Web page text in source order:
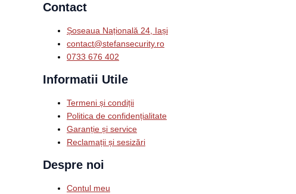
Contact
Șoseaua Națională 24, Iași
contact@stefansecurity.ro
0733 676 402
Informatii Utile
Termeni și condiții
Politica de confidențialitate
Garanție și service
Reclamații și sesizări
Despre noi
Contul meu